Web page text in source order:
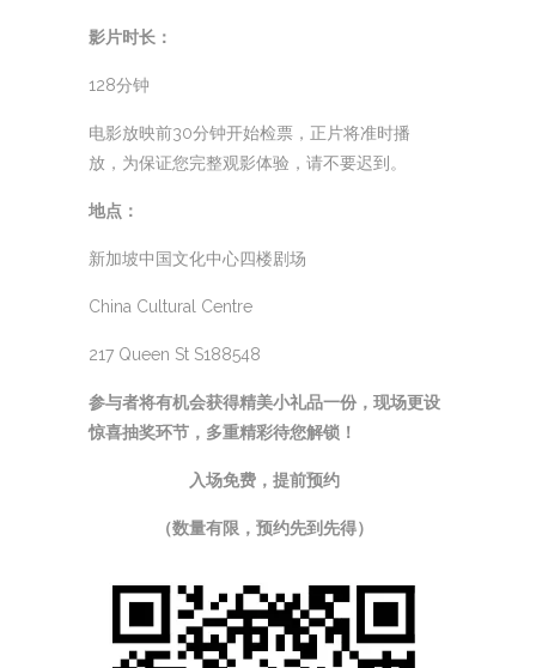
影片时长：
128分钟
电影放映前30分钟开始检票，正片将准时播
放，为保证您完整观影体验，请不要迟到。
地点：
新加坡中国文化中心四楼剧场
China Cultural Centre
217 Queen St S188548
参与者将有机会获得精美小礼品一份，现场更设
惊喜抽奖环节，多重精彩待您解锁！
入场免费，提前预约
（数量有限，预约先到先得）